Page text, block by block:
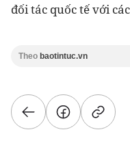
đối tác quốc tế với
Theo baotintuc.vn